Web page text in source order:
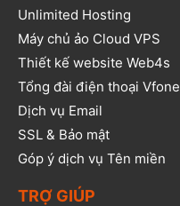
Unlimited Hosting
Máy chủ ảo Cloud VPS
Thiết kế website Web4s
Tổng đài điện thoại Vfone
Dịch vụ Email
SSL & Bảo mật
Góp ý dịch vụ Tên miền
TRỢ GIÚP